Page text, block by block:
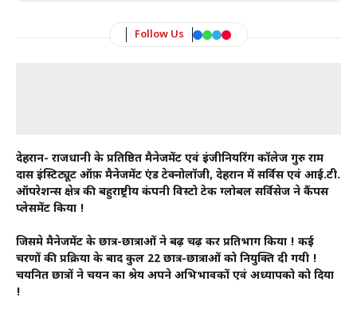
Follow Us
देहरादून- राजधानी के प्रतिष्ठित मैनेजमेंट एवं इंजीनियरिंग कॉलेज गुरु राम
दास इंस्टिट्यूट ऑफ़ मैनेजमेंट एंड टेक्नोलॉजी, देहरादून में सर्विस एवं आई.टी.
ऑपरेशन्स क्षेत्र की बहुराष्ट्रीय कंपनी विस्टो टेक ग्लोबल सर्विसेज ने कैंपस
प्लेसमेंट किया !
जिसमे मैनेजमेंट के छात्र-छात्राओं ने बढ़ चढ़ कर प्रतिभाग किया ! कई
चरणों की प्रक्रिया के बाद कुल 22 छात्र-छात्राओं को नियुक्ति दी गयी !
चयनित छात्रों ने चयन का श्रेय अपने अभिभावकों एवं अध्यापको को दिया
!